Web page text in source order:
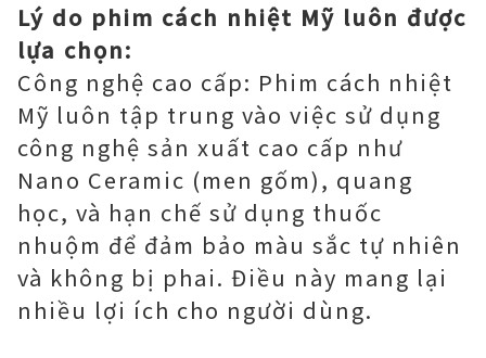
Lý do phim cách nhiệt Mỹ luôn được
lựa chọn:
Công nghệ cao cấp: Phim cách nhiệt
Mỹ luôn tập trung vào việc sử dụng
công nghệ sản xuất cao cấp như
Nano Ceramic (men gốm), quang
học, và hạn chế sử dụng thuốc
nhuộm để đảm bảo màu sắc tự nhiên
và không bị phai. Điều này mang lại
nhiều lợi ích cho người dùng.